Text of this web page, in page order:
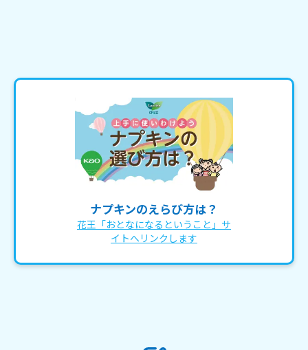
ナプキンのえらび方は？
花王「おとなになるということ」サ
イトへリンクします